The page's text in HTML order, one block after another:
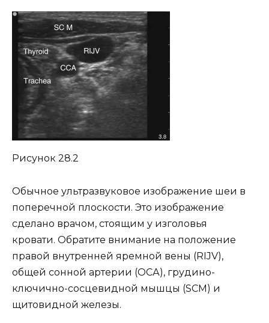
Рисунок 28.2
Обычное ультразвуковое изображение шеи в
поперечной плоскости. Это изображение
сделано врачом, стоящим у изголовья
кровати. Обратите внимание на положение
правой внутренней яремной вены (RIJV),
общей сонной артерии (ОСА), грудино-
ключично-сосцевидной мышцы (SCM) и
щитовидной железы.